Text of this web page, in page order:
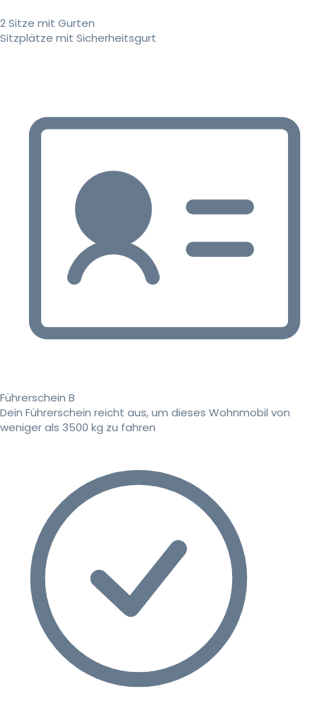
2 Sitze mit Gurten
Sitzplätze mit Sicherheitsgurt
Führerschein B
Dein Führerschein reicht aus, um dieses Wohnmobil von
weniger als 3500 kg zu fahren